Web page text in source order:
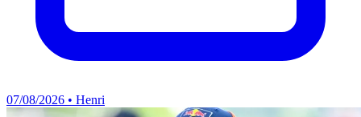
07/08/2026 • Henri